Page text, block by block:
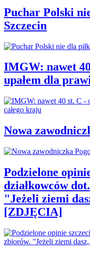
Puchar Polski
Szczecin
IMGW: nawet
upałem dla
Nowa
Podzielone
działkowców
"Jeżeli ziemi
[ZDJĘCIA]